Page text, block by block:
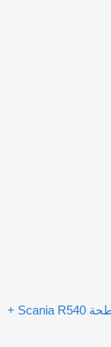
عربة مقطورة مسطحة Scania R540 +